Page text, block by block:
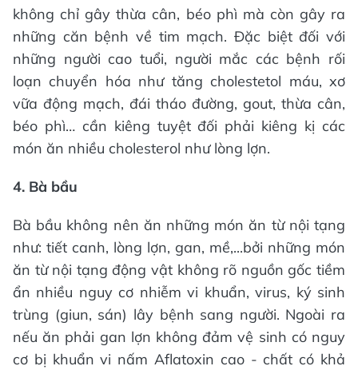
không chỉ gây thừa cân, béo phì mà còn gây ra
những căn bệnh về tim mạch. Đặc biệt đối với
những người cao tuổi, người mắc các bệnh rối
loạn chuyển hóa như tăng cholestetol máu, xơ
vữa động mạch, đái tháo đường, gout, thừa cân,
béo phì… cần kiêng tuyệt đối phải kiêng kị các
món ăn nhiều cholesterol như lòng lợn.
4. Bà bầu
Bà bầu không nên ăn những món ăn từ nội tạng
như: tiết canh, lòng lợn, gan, mề,...bởi những món
ăn từ nội tạng động vật không rõ nguồn gốc tiềm
ẩn nhiều nguy cơ nhiễm vi khuẩn, virus, ký sinh
trùng (giun, sán) lây bệnh sang người. Ngoài ra
nếu ăn phải gan lợn không đảm vệ sinh có nguy
cơ bị khuẩn vi nấm Aflatoxin cao - chất có khả